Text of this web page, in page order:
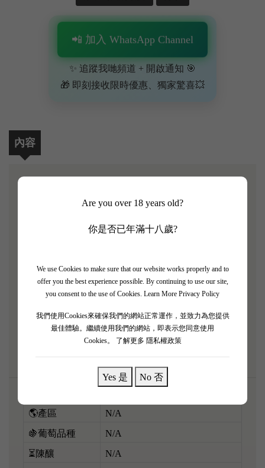
Are you over 18 years old?
你是否已年滿十八歲?
We use Cookies to make sure that our website works properly and to
offer you the best experience possible. By continuing to use our site,
you consent to the use of Cookies. Learn More Privacy Policy
我們使用Cookies來確保我們的網站正常運作，並致力為您提供
最佳體驗。繼續使用我們的網站，即表示您同意使用
Cookies。
了解更多 隱私權政策
Yes 是 No 否
📲 加入 WhatsApp Channel
✨ 追蹤我哋頻道 + 開啟通知 🎯
🎁 即刻接收限時優惠、獨家驚喜💥
內容
——Château Maucaillou（摩卡尤莊園）2017 優雅清
追求強硬骨架，反而釀出果香非常純淨、質感極度柔
紫羅蘭花香，伴隨住高雅嘅雪松木同淡淡嘅鉛筆芯礦
物氣息。 酒體適中，入口充滿生命力，酸度精準開
呢支酒極具法式高雅氣質，而家飲已經非常舒服，配
搭燒鴨、香煎鴨胸或者玫瑰豉油雞，果香完美昇華！
🌎產區 N/A
🍇葡萄品種 N/A
⏳陳釀 N/A